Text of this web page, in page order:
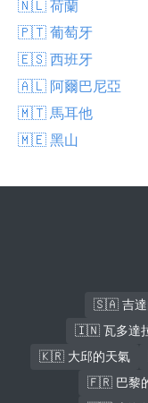
🇳🇱 荷蘭
🇵🇹 葡萄牙
🇪🇸 西班牙
🇦🇱 阿爾巴尼亞
🇲🇹 馬耳他
🇲🇪 黑山
🇸🇦 吉達
🇮🇳 瓦多達
🇰🇷 大邱的天氣
🇫🇷 巴黎